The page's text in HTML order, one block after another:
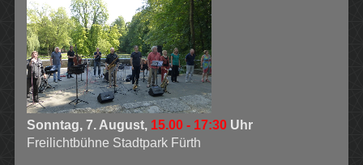
Sonntag, 7. August, 15.00 - 17:30Uhr
Freilichtbühne Stadtpark Fürth